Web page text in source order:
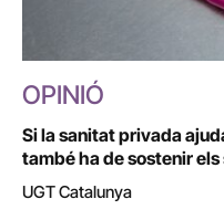
OPINIÓ
Si la sanitat privada
també ha de sostenir
UGT Catalunya